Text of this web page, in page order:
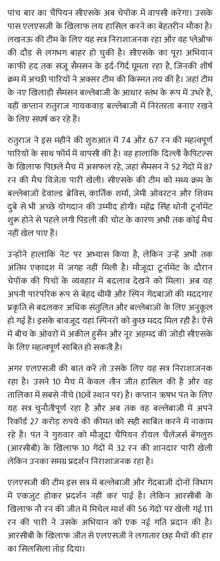
पांच बार का चैंपियन सीएसके अब चेपॉक में वापसी करेगा। उसके
पास एलएसजी के खिलाफ लय हासिल करने का बेहतरीन मौका है।
लखनऊ की टीम के लिए यह सत्र निराशाजनक रहा और वह प्लेऑफ
की दौड़ से लगभग बाहर हो चुकी है। सीएसके का पूरा अभियान
काफी हद तक संजू सैमसन के इर्द-गिर्द घूमता रहा है, जिनकी शीर्ष
क्रम में अच्छी पारियों ने अक्सर टीम की किस्मत तय की है। जहां टीम
के नए खिलाड़ी सैमसन बल्लेबाजी के आधार स्तंभ के रूप में उभरे हैं,
वहीं कप्तान रुतुराज गायकवाड़ बल्लेबाजी में निरंतरता बनाए रखने
के लिए संघर्ष कर रहे हैं।
रुतुराज ने इस महीने की शुरुआत में 74 और 67 रन की महत्वपूर्ण
पारियों के साथ फॉर्म में वापसी की है। वह हालांकि दिल्ली कैपिटल्स
के खिलाफ पिछले मैच में असफल रहे, जहां सैमसन ने 52 गेंदों में 87
रन की मैच विजेता पारी खेली। सीएसके की टीम को मध्य क्रम के
बल्लेबाजों डेवाल्ड ब्रेविस, कार्तिक शर्मा, जेमी ओवरटन और शिवम
दुबे से भी अच्छे योगदान की उम्मीद होगी। महेंद्र सिंह धोनी टूर्नामेंट
शुरू होने से पहले लगी पिंडली की चोट के कारण अभी तक कोई मैच
नहीं खेल पाए हैं।
उन्होंने हालांकि नेट पर अभ्यास किया है, लेकिन उन्हें अभी तक
अंतिम एकादश में जगह नहीं मिली है। मौजूदा टूर्नामेंट के दौरान
चेपॉक की पिचों के व्यवहार में बदलाव देखने को मिला। अब यह
अपनी पारंपरिक रूप से बेहद धीमी और स्पिन गेंदबाजों की मददगार
प्रकृति से बदलकर अधिक संतुलित और बल्लेबाजों के लिए अनुकूल
हो गई हैं। इसके बावजूद यहां स्पिनरों को कुछ मदद मिल रही है। ऐसे
में बीच के ओवरों में अकील हुसैन और नूर अहमद की जोड़ी सीएसके
के लिए महत्वपूर्ण साबित हो सकती है।
अगर एलएसजी की बात करें तो उसके लिए यह सत्र निराशाजनक
रहा है। उसने 10 मैच में केवल तीन जीत हासिल की हैं और वह
तालिका में सबसे नीचे (10वें स्थान पर) है। कप्तान ऋषभ पंत के लिए
यह सत्र चुनौतीपूर्ण रहा है और अब तक वह बल्लेबाजी में अपने
रिकॉर्ड 27 करोड़ रुपये की कीमत को सही साबित करने में नाकाम
रहे हैं। पंत ने गुरुवार को मौजूदा चैंपियन रॉयल चैलेंजर्स बेंगलुरु
(आरसीबी) के खिलाफ 10 गेंदों में 32 रन की शानदार पारी खेली
लेकिन उनका समग्र प्रदर्शन निराशाजनक रहा है।
एलएसजी की टीम इस सत्र में बल्लेबाजी और गेंदबाजी दोनों विभाग
में एकजुट होकर प्रदर्शन नहीं कर पाई है। लेकिन आरसीबी के
खिलाफ नौ रन की जीत में मिचेल मार्श की 56 गेंदों पर खेली गई 111
रन की पारी ने उसके अभियान को एक नई गति प्रदान की है।
आरसीबी के खिलाफ जीत से एलएसजी ने लगातार छह मैचों की हार
का सिलसिला तोड़ दिया।